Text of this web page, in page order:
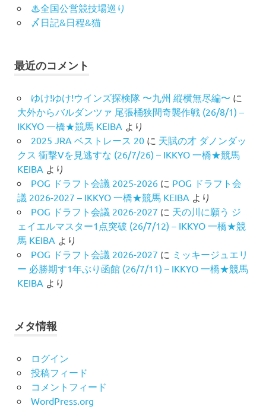
♨︎全国公営競技場巡り
〆日記&日程&猫
最近のコメント
ゆけ!ゆけ!ウインズ探検隊 〜九州 縦横無尽編〜 に
大外からバルダンツァ 尾張桶狭間奇襲作戦 (26/8/1) –
IKKYO 一橋★競馬 KEIBA より
2025 JRA ベストレース 20に 天賦の才 ダノンダッ
クス 衝撃Vを見逃すな (26/7/26) – IKKYO 一橋★競馬
KEIBA より
POG ドラフト会議 2025-2026に POG ドラフト会
議 2026-2027 – IKKYO 一橋★競馬 KEIBA より
POG ドラフト会議 2026-2027 に 天の川に願う ジ
ェイエルマスター1点突破 (26/7/12) – IKKYO 一橋★競
馬 KEIBA より
POG ドラフト会議 2026-2027 に ミッキージュエリ
ー 必勝期す1年ぶり函館 (26/7/11) – IKKYO 一橋★競馬
KEIBA より
メタ情報
ログイン
投稿フィード
コメントフィード
WordPress.org